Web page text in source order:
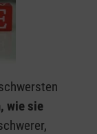
wie sie